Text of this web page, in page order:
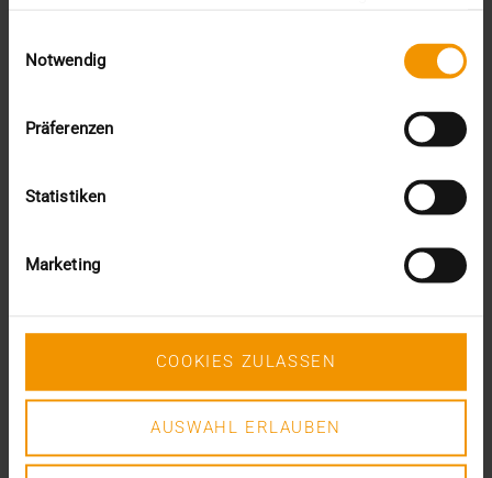
Notwendig
Präferenzen
Statistiken
Marketing
COOKIES ZULASSEN
AUSWAHL ERLAUBEN